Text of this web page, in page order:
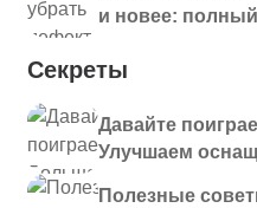
и новее:
Секреты
Давайте
Улучшаем
Полезные